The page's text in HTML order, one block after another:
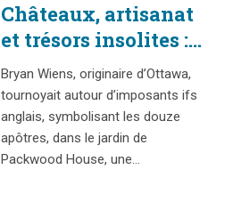
Châteaux, artisanat
et trésors insolites :
L’aventure
patrimoniale sur
mesure d’un couple
d’Ottawa au
Royaume-Uni grâce
Bryan Wiens, originaire d’Ottawa,
tournoyait autour d’imposants ifs
anglais, symbolisant les douze
apôtres, dans le jardin de
Packwood House, une…